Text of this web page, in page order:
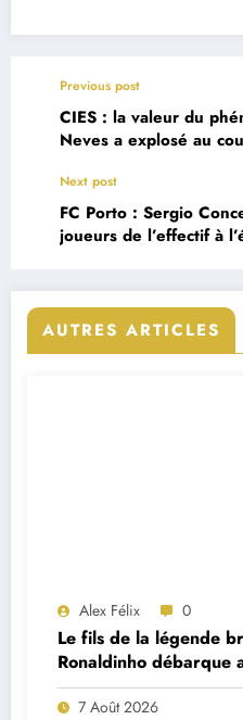
Previous post
CIES : la valeur du
Neves a explosé au
Next post
FC Porto : Sergio
joueurs de l’effectif à
AUTRES ARTICLES
Alex Félix 0
Le fils de la légende
Ronaldinho débarque
7 Août 2026